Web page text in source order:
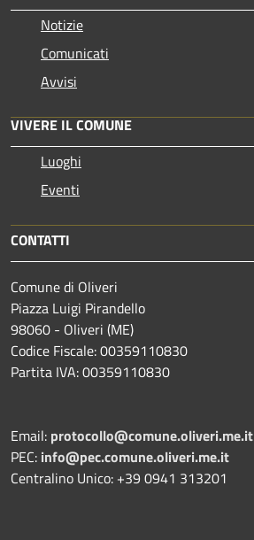
Notizie
Comunicati
Avvisi
VIVERE IL COMUNE
Luoghi
Eventi
CONTATTI
Comune di Oliveri
Piazza Luigi Pirandello
98060 - Oliveri (ME)
Codice Fiscale: 00359110830
Partita IVA: 00359110830
Email: protocollo@comune.oliveri.me.it
PEC: info@pec.comune.oliveri.me.it
Centralino Unico: +39 0941 313201